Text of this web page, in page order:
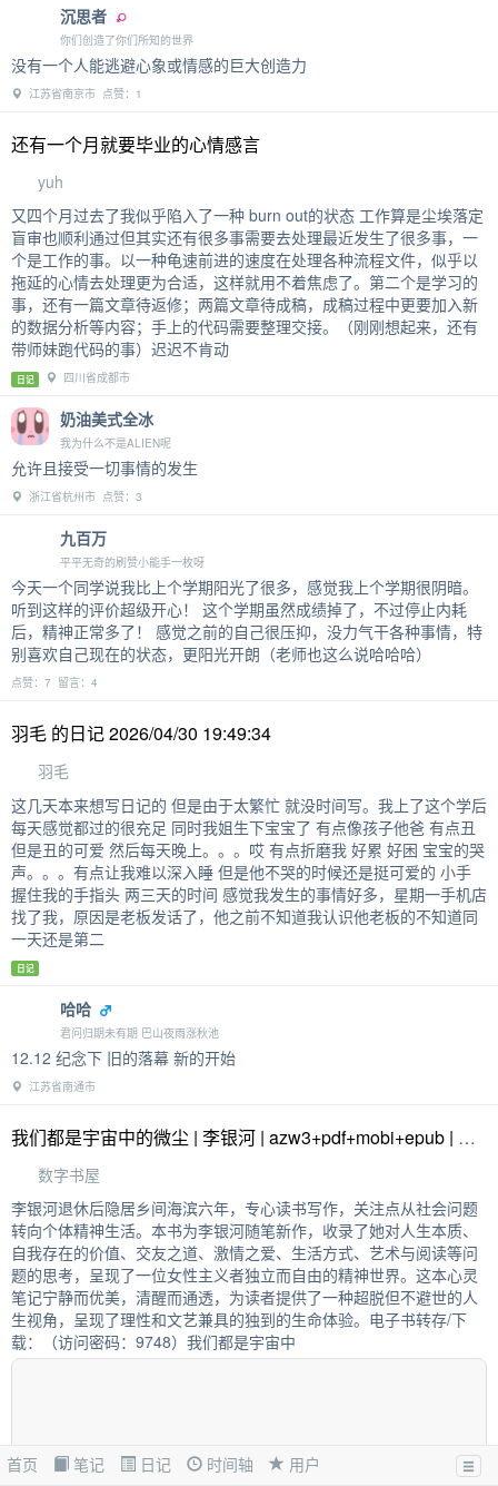
首页 笔记 日记 时间轴 用户
没有什么成果，也不怨我了，毕竟花了100h，不在意结果了。新启动
一个技能，无悔100，只要我在21天内花了100h干一件事情，哪怕失
败了，我也没什么自责和懊悔。---------------------------
日记 重庆市 点赞：1
茫茫暗夜，路在何方
太好笑了我以为家里还有那种英文报纸结果我姐把家里收拾得干干净
净我又去买了专门的包装纸
山东省 点赞：1
沉思者
你们创造了你们所知的世界
没有一个人能逃避心象或情感的巨大创造力
江苏省南京市 点赞：1
yuh
又四个月过去了我似乎陷入了一种 burn out的状态 工作算是尘埃落定
盲审也顺利通过但其实还有很多事需要去处理最近发生了很多事，一
拖延的心情去处理更为合适，这样就用不着焦虑了。第二个是学习的
事，还有一篇文章待返修；两篇文章待成稿，成稿过程中更要加入新
的数据分析等内容；手上的代码需要整理交接。（刚刚想起来，还有
带师妹跑代码的事）迟迟不肯动
日记 四川省成都市
奶油美式全冰
允许且接受一切事情的发生
平平无奇的刷赞小能手一枚呀
今天一个同学说我比上个学期阳光了很多，感觉我上个学期很阴暗。
听到这样的评价超级开心！ 这个学期虽然成绩掉了，不过停止内耗
后，精神正常多了！ 感觉之前的自己很压抑，没力气干各种事情，特
别喜欢自己现在的状态，更阳光开朗（老师也这么说哈哈哈）
点赞：7 留言：4
羽毛
这几天本来想写日记的 但是由于太繁忙 就没时间写。我上了这个学后
每天感觉都过的很充足 同时我姐生下宝宝了 有点像孩子他爸 有点丑
声。。。有点让我难以深入睡 但是他不哭的时候还是挺可爱的 小手
握住我的手指头 两三天的时间 感觉我发生的事情好多，星期一手机店
找了我，原因是老板发话了，他之前不知道我认识他老板的不知道同
日记
哈哈
君问归期未有期 巴山夜雨涨秋池
12.12 纪念下 旧的落幕 新的开始
江苏省南通市
李银河退休后隐居乡间海滨六年，专心读书写作，关注点从社会问题